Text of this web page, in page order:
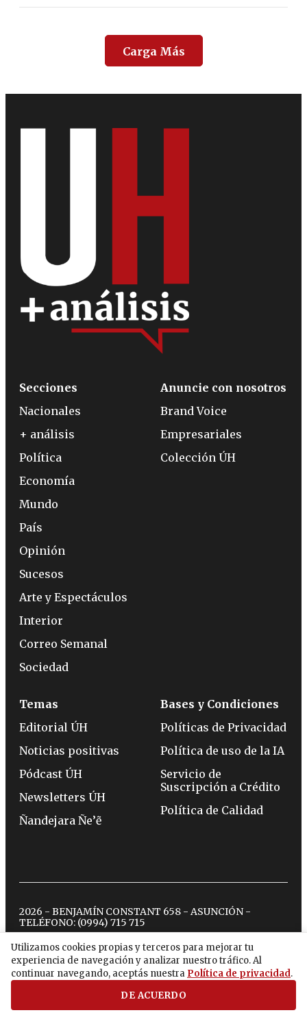
Carga Más
Utilizamos cookies propias y terceros para mejorar tu
experiencia de navegación y analizar nuestro tráfico. Al
continuar navegando, aceptás nuestra Política de privacidad.
DE ACUERDO
Secciones
Nacionales
+ análisis
Política
Economía
Mundo
País
Opinión
Sucesos
Arte y Espectáculos
Interior
Correo Semanal
Sociedad
Anuncie con nosotros
Brand Voice
Empresariales
Colección ÚH
Temas
Editorial ÚH
Noticias positivas
Pódcast ÚH
Newsletters ÚH
Ñandejara Ñe’ẽ
Bases y Condiciones
Políticas de Privacidad
Política de uso de la IA
Servicio de
Suscripción a Crédito
Política de Calidad
2026 - BENJAMÍN CONSTANT 658 - ASUNCIÓN -
TELÉFONO: (0994) 715 715
twitterinstagram
facebook
tiktokyoutubespotify